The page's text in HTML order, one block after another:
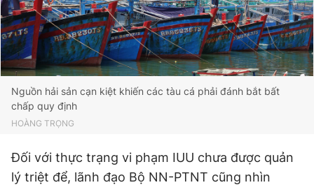
Nguồn hải sản cạn kiệt khiến các tàu cá phải đánh bắt bất
chấp quy định
HOÀNG TRỌNG
Đối với thực trạng vi phạm IUU chưa được quản
lý triệt để, lãnh đạo Bộ NN-PTNT cũng nhìn